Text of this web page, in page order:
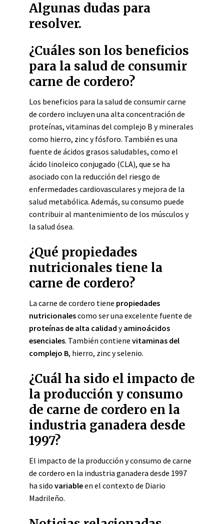
Algunas dudas para
resolver.
¿Cuáles son los beneficios
para la salud de consumir
carne de cordero?
Los beneficios para la salud de consumir carne
de cordero incluyen una alta concentración de
proteínas, vitaminas del complejo B y minerales
como hierro, zinc y fósforo. También es una
fuente de ácidos grasos saludables, como el
ácido linoleico conjugado (CLA), que se ha
asociado con la reducción del riesgo de
enfermedades cardiovasculares y mejora de la
salud metabólica. Además, su consumo puede
contribuir al mantenimiento de los músculos y
la salud ósea.
¿Qué propiedades
nutricionales tiene la
carne de cordero?
La carne de cordero tiene propiedades
nutricionalescomo ser una excelente fuente de
proteínas de alta calidad yaminoácidos
esenciales. También contiene vitaminas del
complejo B, hierro, zinc y selenio.
¿Cuál ha sido el impacto de
la producción y consumo
de carne de cordero en la
industria ganadera desde
1997?
El impacto de la producción y consumo de carne
de cordero en la industria ganadera desde 1997
ha sido variableen el contexto de Diario
Madrileño.